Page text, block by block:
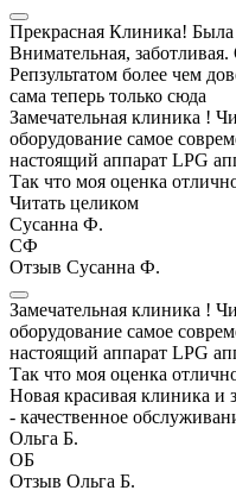
Прекрасная Клиника!
Внимательная,
Репзультатом более чем
сама теперь только сюда
Замечательная клиника !
оборудование самое
настоящий аппарат LPG
Так что моя оценка
Читать целиком
Сусанна Ф.
СФ
Отзыв Сусанна Ф.
Замечательная клиника !
оборудование самое
настоящий аппарат LPG
Так что моя оценка
Новая красивая клиника и
- качественное
Ольга Б.
ОБ
Отзыв Ольга Б.